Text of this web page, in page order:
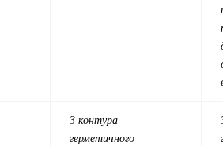
3 контура
герметичного